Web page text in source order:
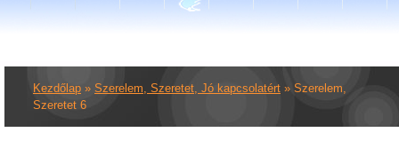
Kezdőlap » Szerelem, Szeretet, Jó kapcsolatért » Szerelem,
Szeretet 6